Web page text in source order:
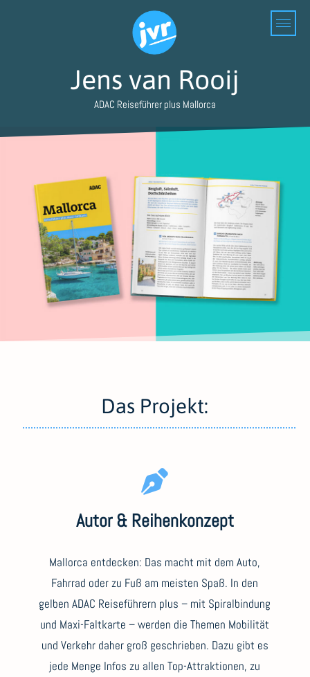
Jens van Rooij
ADAC Reiseführer plus Mallorca
Das Projekt:
Autor & Reihenkonzept
Mallorca entdecken: Das macht mit dem Auto,
Fahrrad oder zu Fuß am meisten Spaß. In den
gelben ADAC Reiseführern plus – mit Spiralbindung
und Maxi-Faltkarte – werden die Themen Mobilität
und Verkehr daher groß geschrieben. Dazu gibt es
jede Menge Infos zu allen Top-Attraktionen, zu